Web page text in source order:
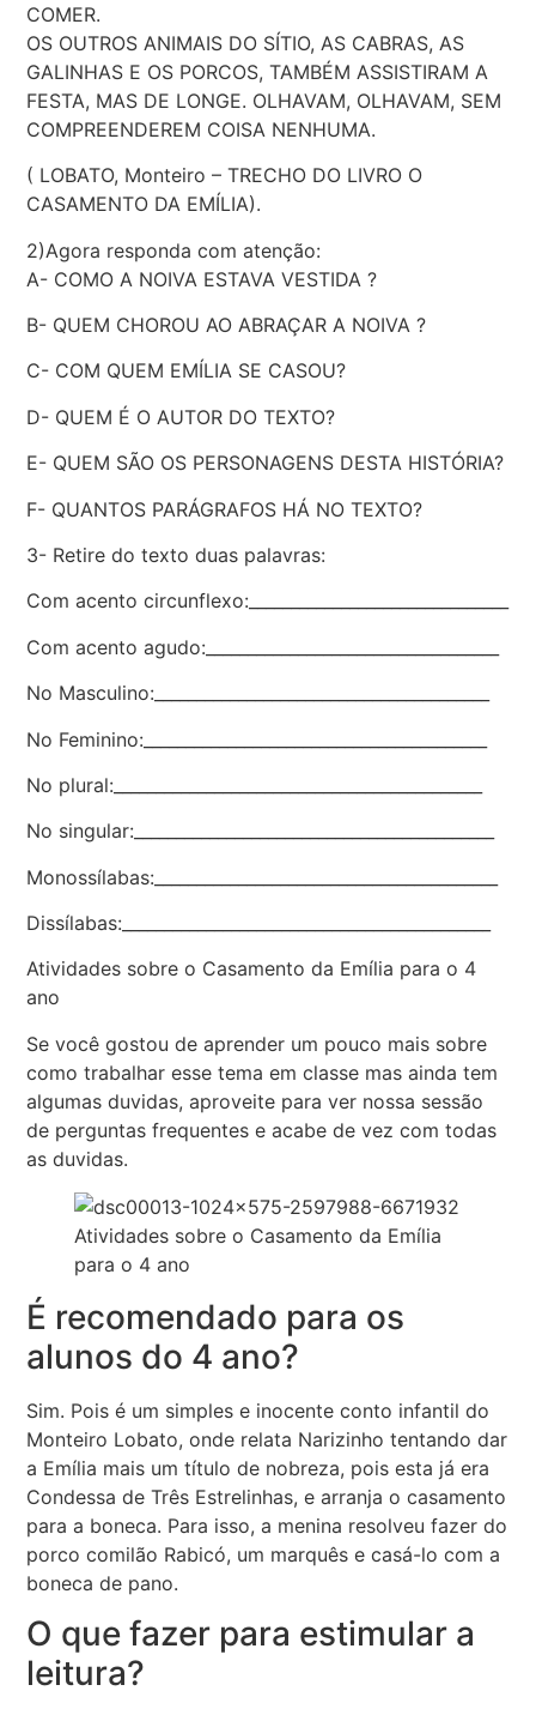
COMER.
OS OUTROS ANIMAIS DO SÍTIO, AS CABRAS, AS
GALINHAS E OS PORCOS, TAMBÉM ASSISTIRAM A
FESTA, MAS DE LONGE. OLHAVAM, OLHAVAM, SEM
COMPREENDEREM COISA NENHUMA.
( LOBATO, Monteiro – TRECHO DO LIVRO O
CASAMENTO DA EMÍLIA).
2)Agora responda com atenção:
A- COMO A NOIVA ESTAVA VESTIDA ?
B- QUEM CHOROU AO ABRAÇAR A NOIVA ?
C- COM QUEM EMÍLIA SE CASOU?
D- QUEM É O AUTOR DO TEXTO?
E- QUEM SÃO OS PERSONAGENS DESTA HISTÓRIA?
F- QUANTOS PARÁGRAFOS HÁ NO TEXTO?
3- Retire do texto duas palavras:
Com acento circunflexo:_______________________________
Com acento agudo:___________________________________
No Masculino:________________________________________
No Feminino:_________________________________________
No plural:____________________________________________
No singular:___________________________________________
Monossílabas:_________________________________________
Dissílabas:____________________________________________
Atividades sobre o Casamento da Emília para o 4
ano
Se você gostou de aprender um pouco mais sobre
como trabalhar esse tema em classe mas ainda tem
algumas duvidas, aproveite para ver nossa sessão
de perguntas frequentes e acabe de vez com todas
as duvidas.
Atividades sobre o Casamento da Emília
para o 4 ano
É recomendado para os
alunos do 4 ano?
Sim. Pois é um simples e inocente conto infantil do
Monteiro Lobato, onde relata Narizinho tentando dar
a Emília mais um título de nobreza, pois esta já era
Condessa de Três Estrelinhas, e arranja o casamento
para a boneca. Para isso, a menina resolveu fazer do
porco comilão Rabicó, um marquês e casá-lo com a
boneca de pano.
O que fazer para estimular a
leitura?